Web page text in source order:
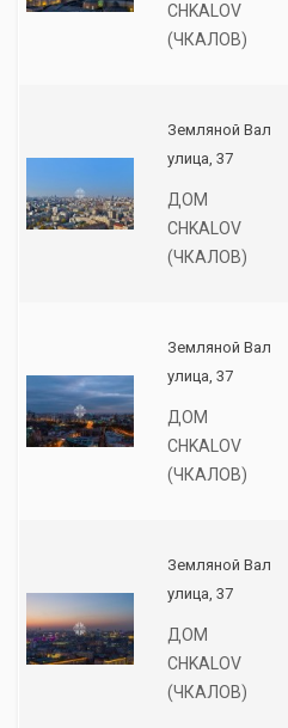
CHKALOV
(ЧКАЛОВ)
Земляной Вал
улица, 37
ДОМ
CHKALOV
(ЧКАЛОВ)
Земляной Вал
улица, 37
ДОМ
CHKALOV
(ЧКАЛОВ)
Земляной Вал
улица, 37
ДОМ
CHKALOV
(ЧКАЛОВ)